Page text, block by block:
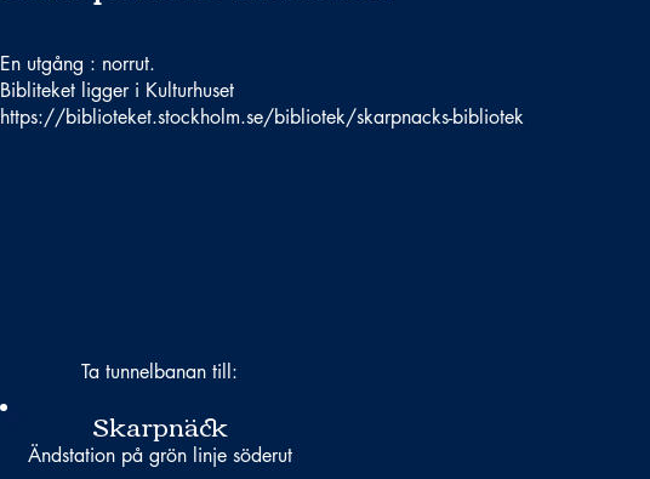
En utgång : norrut.
Bibliteket ligger i Kulturhuset
https://biblioteket.stockholm.se/bibliotek/skarpnacks-bibliotek
Ta tunnelbanan till:
Skarpnäck
Ändstation på grön linje söderut